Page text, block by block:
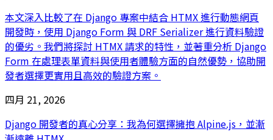
本文深入比較了在 Django 專案中結合 HTMX 進行動態網頁
開發時，使用 Django Form 與 DRF Serializer 進行資料驗證
的優劣。我們將探討 HTMX 請求的特性，並著重分析 Django
Form 在處理表單資料與使用者體驗方面的自然優勢，協助開
發者選擇更實用且高效的驗證方案。
四月 21, 2026
Django 開發者的真心分享：我為何選擇擁抱 Alpine.js，並漸